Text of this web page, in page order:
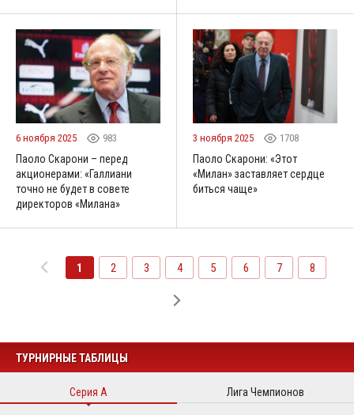
6 ноября 2025 983
Паоло Скарони – перед
акционерами: «Галлиани
точно не будет в совете
директоров «Милана»
3 ноября 2025 1708
Паоло Скарони: «Этот
«Милан» заставляет сердце
биться чаще»
1 2 3 4 5 6 7 8
ТУРНИРНЫЕ ТАБЛИЦЫ
Серия А Лига Чемпионов